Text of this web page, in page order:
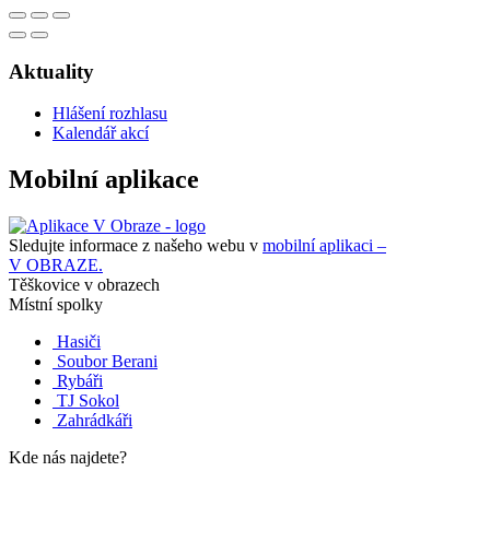
Aktuality
Hlášení rozhlasu
Kalendář akcí
Mobilní aplikace
Sledujte informace z našeho webu v mobilní aplikaci –
V OBRAZE.
Těškovice v obrazech
Místní spolky
Hasiči
Soubor Berani
Rybáři
TJ Sokol
Zahrádkáři
Kde nás najdete?